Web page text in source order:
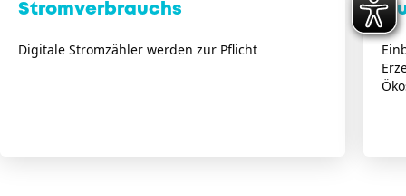
Stromverbrauchs
Digitale Stromzähler werden zur Pflicht